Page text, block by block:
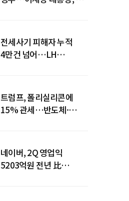
전세사기 피해자 누적
4만건 넘어…LH
트럼프, 폴리실리콘에
15% 관세…반도체·
네이버, 2Q 영업익
5203억원 전년 比